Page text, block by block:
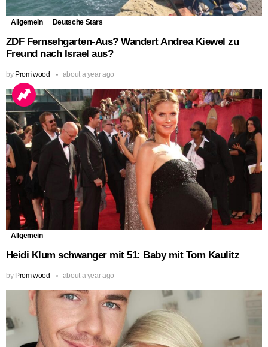
Allgemein Deutsche Stars
ZDF Fernsehgarten-Aus? Wandert Andrea Kiewel zu
Freund nach Israel aus?
by Promiwood about a year ago
Allgemein
Heidi Klum schwanger mit 51: Baby mit Tom Kaulitz
by Promiwood about a year ago